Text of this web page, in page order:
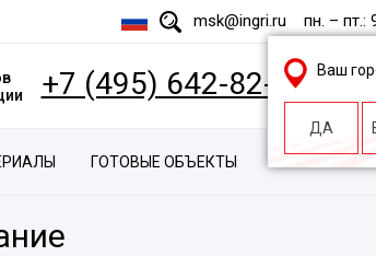
msk@ingri.ru пн. – пт.:
Ваш
ДА
+7 (495) 642-82-62
ГОТОВЫЕ ОБЪЕКТЫ